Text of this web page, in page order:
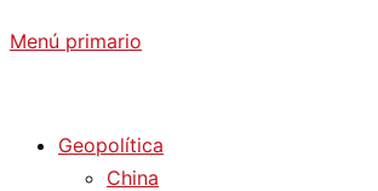
Menú primario
Geopolítica
China